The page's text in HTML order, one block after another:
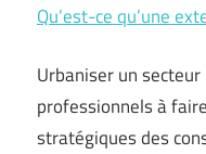
Qu’est-ce qu’une
Urbaniser un
professionnels à
stratégiques des